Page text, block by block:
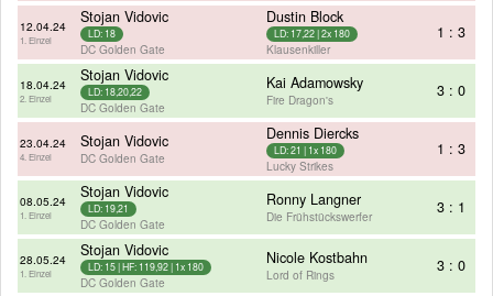
12.04.24
1. Einzel
Stojan Vidovic
LD: 18
DC Golden Gate
Dustin Block
LD: 17,22 | 2x 180
Klausenkiller
1 : 3
18.04.24
2. Einzel
Stojan Vidovic
LD: 18,20,22
DC Golden Gate
Kai Adamowsky
Fire Dragon's 3 : 0
23.04.24
4. Einzel
Stojan Vidovic
DC Golden Gate
Dennis Diercks
LD: 21 | 1x 180
Lucky Strikes
1 : 3
08.05.24
1. Einzel
Stojan Vidovic
LD: 19,21
DC Golden Gate
Ronny Langner
Die Frühstückswerfer 3 : 1
28.05.24
1. Einzel
Stojan Vidovic
LD: 15 | HF: 119,92 | 1x 180
DC Golden Gate
Nicole Kostbahn
Lord of Rings 3 : 0